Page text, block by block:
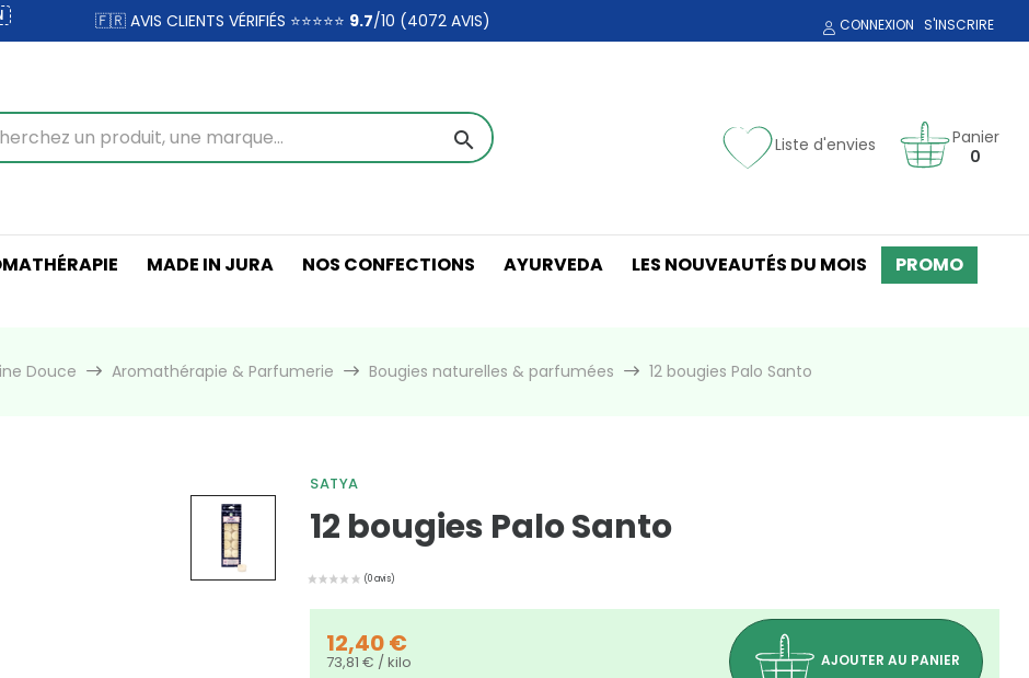
🇫🇷 AVIS CLIENTS VÉRIFIÉS ⭐⭐⭐⭐⭐ 9.7/10 (4072 AVIS) CONNEXION S'INSCRIRE
search Liste d'envies
Panier
0
MADE IN JURA NOS CONFECTIONS AYURVEDA LES NOUVEAUTÉS DU MOIS PROMO
Douce Aromathérapie & Parfumerie Bougies naturelles & parfumées 12 bougies Palo Santo
SATYA
12 bougies Palo Santo
12,40 €
73,81 € / kilo
AJOUTER AU PANIER